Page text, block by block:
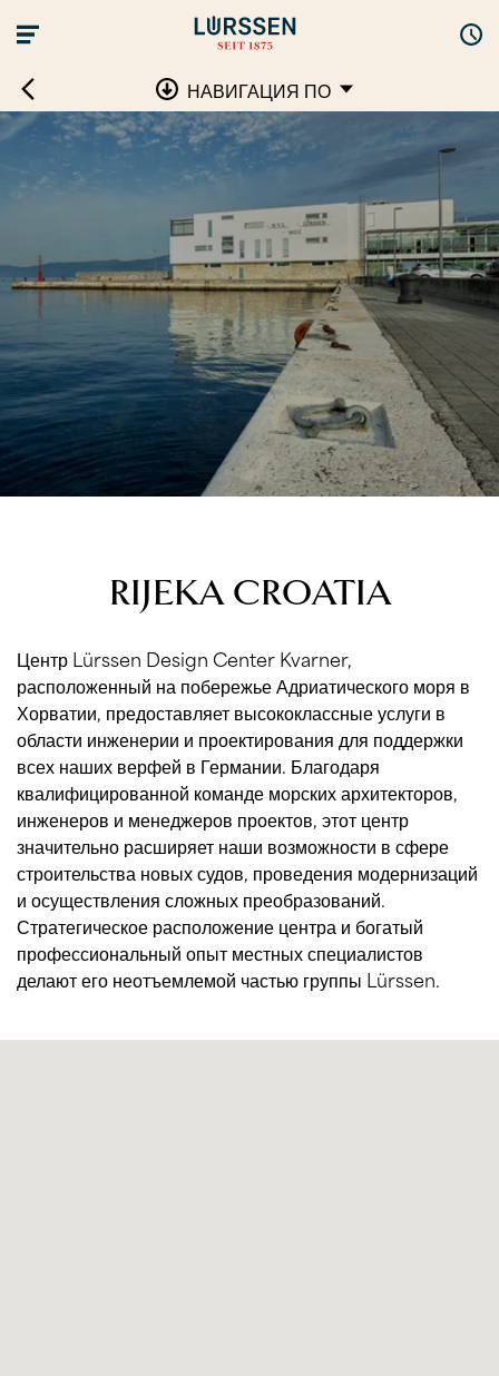
НАВИГАЦИЯ ПО
RIJEKA CROATIA
Центр Lürssen Design Center Kvarner,
расположенный на побережье Адриатического моря в
Хорватии, предоставляет высококлассные услуги в
области инженерии и проектирования для поддержки
всех наших верфей в Германии. Благодаря
квалифицированной команде морских архитекторов,
инженеров и менеджеров проектов, этот центр
значительно расширяет наши возможности в сфере
строительства новых судов, проведения модернизаций
и осуществления сложных преобразований.
Стратегическое расположение центра и богатый
профессиональный опыт местных специалистов
делают его неотъемлемой частью группы Lürssen.